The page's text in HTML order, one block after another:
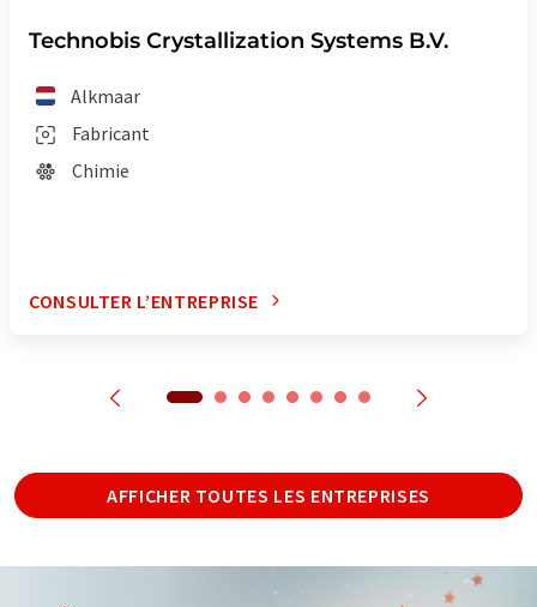
Technobis Crystallization Systems B.V.
Alkmaar
Fabricant
Chimie
CONSULTER L’ENTREPRISE
AFFICHER TOUTES LES ENTREPRISES